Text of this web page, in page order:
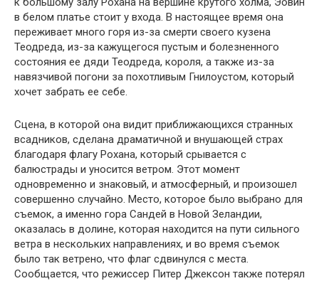
в белом платье стоит у входа. В настоящее время она
переживает много горя из-за смерти своего кузена
Теодреда, из-за кажущегося пустым и болезненного
состояния ее дяди Теодреда, короля, а также из-за
навязчивой погони за похотливым Гнилоустом, который
хочет забрать ее себе.
Сцена, в которой она видит приближающихся странных
всадников, сделана драматичной и внушающей страх
благодаря флагу Рохана, который срывается с
балюстрады и уносится ветром. Этот момент
одновременно и знаковый, и атмосферный, и произошел
совершенно случайно. Место, которое было выбрано для
съемок, а именно гора Сандей в Новой Зеландии,
оказалась в долине, которая находится на пути сильного
ветра в нескольких направлениях, и во время съемок
было так ветрено, что флаг сдвинулся с места.
Сообщается, что режиссер Питер Джексон также потерял